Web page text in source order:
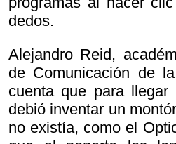
dedos.
Alejandro Reid,
de Comunicación de
cuenta que para llegar
debió inventar un
no existía, como el